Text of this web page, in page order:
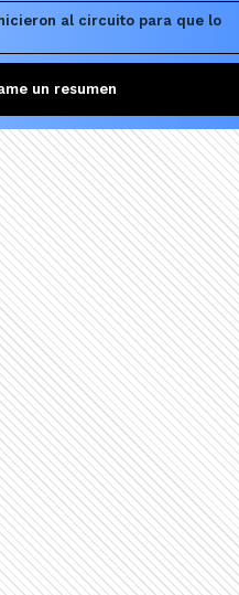
al circuito para que lo
un resumen